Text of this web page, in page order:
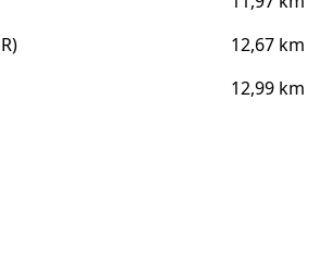
12,67 km
12,99 km